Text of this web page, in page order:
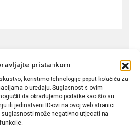
pristankom
koristimo tehnologije poput kolačića za
o uređaju. Suglasnost s ovim
da obrađujemo podatke kao što su
ili jedinstveni ID-ovi na ovoj web stranici.
suglasnosti može negativno utjecati na